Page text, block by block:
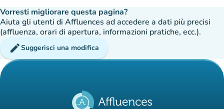
Vorresti migliorare questa pagina?
Aiuta gli utenti di Affluences ad accedere a dati più precisi
(affluenza, orari di apertura, informazioni pratiche, ecc.).
editSuggerisci una modifica